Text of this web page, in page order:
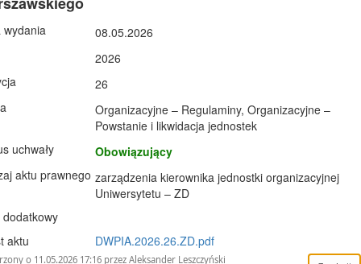
wydania
08.05.2026
2026
26
Organizacyjne – Regulaminy, Organizacyjne –
Powstanie i likwidacja jednostek
uchwały
Obowiązujący
aktu prawnego zarządzenia kierownika jednostki organizacyjnej
Uniwersytetu – ZD
dodatkowy
aktu
DWPIA.2026.26.ZD.pdf
o 11.05.2026 17:16 przez Aleksander Leszczyński